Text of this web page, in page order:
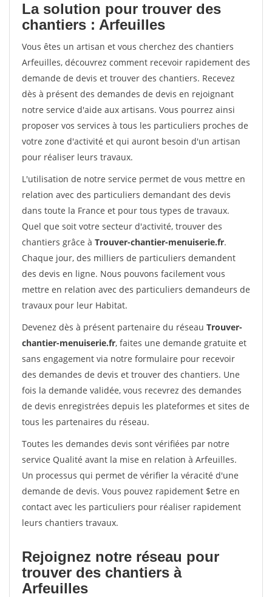
La solution pour trouver des
chantiers : Arfeuilles
Vous êtes un artisan et vous cherchez des chantiers
Arfeuilles, découvrez comment recevoir rapidement des
demande de devis et trouver des chantiers. Recevez
dès à présent des demandes de devis en rejoignant
notre service d'aide aux artisans. Vous pourrez ainsi
proposer vos services à tous les particuliers proches de
votre zone d'activité et qui auront besoin d'un artisan
pour réaliser leurs travaux.
L'utilisation de notre service permet de vous mettre en
relation avec des particuliers demandant des devis
dans toute la France et pour tous types de travaux.
Quel que soit votre secteur d'activité, trouver des
chantiers grâce à Trouver-chantier-menuiserie.fr.
Chaque jour, des milliers de particuliers demandent
des devis en ligne. Nous pouvons facilement vous
mettre en relation avec des particuliers demandeurs de
travaux pour leur Habitat.
Devenez dès à présent partenaire du réseau Trouver-
chantier-menuiserie.fr, faites une demande gratuite et
sans engagement via notre formulaire pour recevoir
des demandes de devis et trouver des chantiers. Une
fois la demande validée, vous recevrez des demandes
de devis enregistrées depuis les plateformes et sites de
tous les partenaires du réseau.
Toutes les demandes devis sont vérifiées par notre
service Qualité avant la mise en relation à Arfeuilles.
Un processus qui permet de vérifier la véracité d'une
demande de devis. Vous pouvez rapidement $etre en
contact avec les particuliers pour réaliser rapidement
leurs chantiers travaux.
Rejoignez notre réseau pour
trouver des chantiers à
Arfeuilles